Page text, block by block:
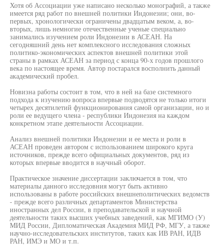
Хотя об Ассоциации уже написано несколько монографий, а также
имеется ряд работ по внешней политики Индонезии; они, во-
первых, хронологически ограничены двадцатым веком, а, во-
вторых, лишь немногие отечественные ученые специально
занимались изучением роли Индонезии в АСЕАН. На
сегодняшний день нет комплексного исследования сложных
политико-экономических аспектов внешней политики этой
страны в рамках АСЕАН за период с конца 90-х годов прошлого
века по настоящее время. Автор постарался восполнить данный
академический пробел.
Новизна работы состоит в том, что в ней на базе системного
подхода к изучению вопроса впервые подводятся не только итоги
четырех десятилетий функционирования самой организации, но и
роли ее ведущего члена - республики Индонезия на каждом
конкретном этапе деятельности Ассоциации.
Анализ внешней политики Индонезии и ее места и роли в
АСЕАН проведен автором с использованием широкого круга
источников, прежде всего официальных документов, ряд из
которых впервые вводится в научный оборот.
Практическое значение диссертации заключается в том, что
материалы данного исследовния могут быть активно
использованы в работе российских внешнеполитических ведомств
- прежде всего различных департаментов Министерства
иностранных дел России, в преподавательской и научной
деятельности таких высших учебных заведений, как МГИМО (У)
МИД России, Дипломатическая Академия МИД РФ, МГУ, а также
научно-исследовательских институтов, таких как ИВ РАН, ИДВ
РАН, ИМЭ и МО и т.п.